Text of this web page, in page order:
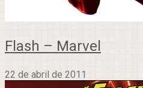
Flash – Marvel
22 de abril de 2011